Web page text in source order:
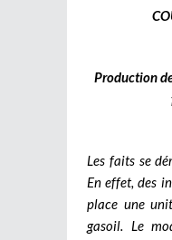
Production
Les faits se
En effet, des
place une
gasoil. Le